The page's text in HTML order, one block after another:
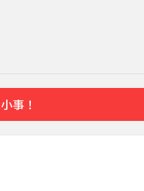
事！
率曝 一縣市達59％
21